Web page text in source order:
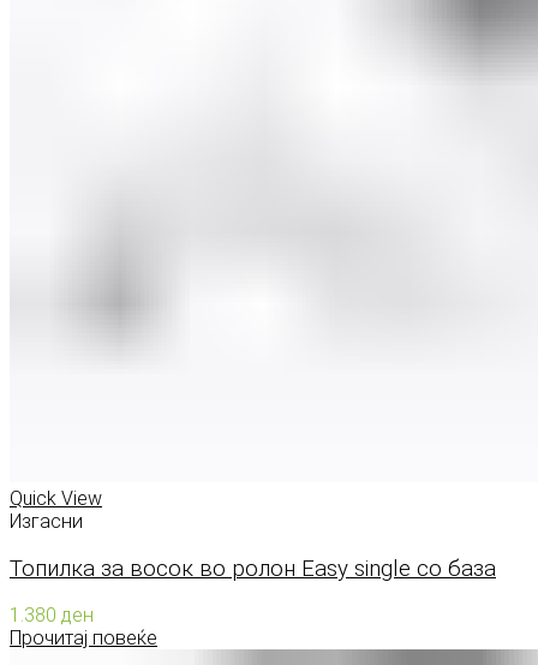
Quick View
Изгасни
Топилка за восок во ролон Easy single со база
1.380 ден
Прочитај повеќе